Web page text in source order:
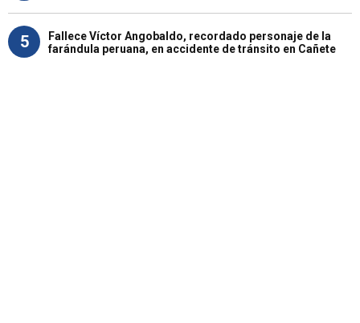
5
Fallece Víctor Angobaldo, recordado personaje de la
farándula peruana, en accidente de tránsito en Cañete